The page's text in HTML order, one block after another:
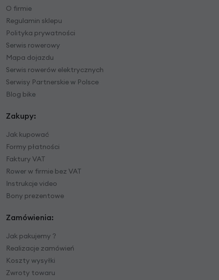
O firmie
Regulamin sklepu
Polityka prywatności
Serwis rowerowy
Mapa dojazdu
Serwis rowerów elektrycznych
Serwisy Partnerskie w Polsce
Blog bike
Zakupy:
Jak kupować
Formy płatności
Faktury VAT
Rower w firmie bez VAT
Instrukcje video
Bony prezentowe
Zamówienia:
Jak pakujemy ?
Realizacje zamówień
Koszty wysyłki
Zwroty towaru